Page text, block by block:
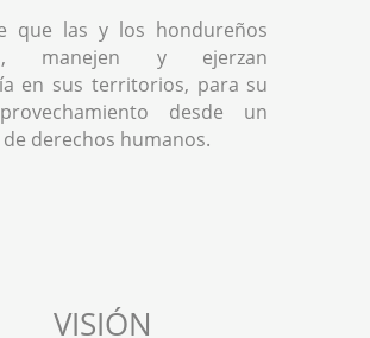
que las y los hondureños
manejen y ejerzan
en sus territorios, para su
desde un
derechos humanos.
VISIÓN